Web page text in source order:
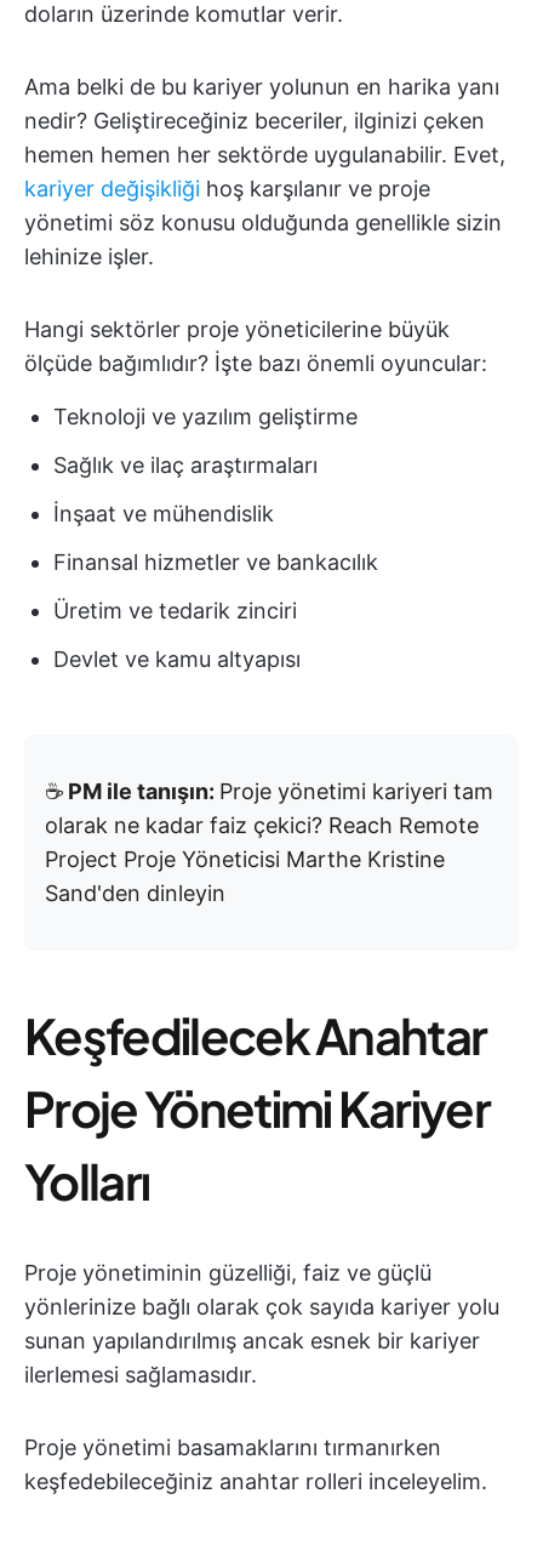
doların üzerinde komutlar verir.
Ama belki de bu kariyer yolunun en harika yanı
nedir? Geliştireceğiniz beceriler, ilginizi çeken
hemen hemen her sektörde uygulanabilir. Evet,
kariyer değişikliği hoş karşılanır ve proje
yönetimi söz konusu olduğunda genellikle sizin
lehinize işler.
Hangi sektörler proje yöneticilerine büyük
ölçüde bağımlıdır? İşte bazı önemli oyuncular:
Teknoloji ve yazılım geliştirme
Sağlık ve ilaç araştırmaları
İnşaat ve mühendislik
Finansal hizmetler ve bankacılık
Üretim ve tedarik zinciri
Devlet ve kamu altyapısı
☕️ PM ile tanışın: Proje yönetimi kariyeri tam
olarak ne kadar faiz çekici? Reach Remote
Project Proje Yöneticisi Marthe Kristine
Sand'den dinleyin
Keşfedilecek Anahtar
Proje Yönetimi Kariyer
Yolları
Proje yönetiminin güzelliği, faiz ve güçlü
yönlerinize bağlı olarak çok sayıda kariyer yolu
sunan yapılandırılmış ancak esnek bir kariyer
ilerlemesi sağlamasıdır.
Proje yönetimi basamaklarını tırmanırken
keşfedebileceğiniz anahtar rolleri inceleyelim.